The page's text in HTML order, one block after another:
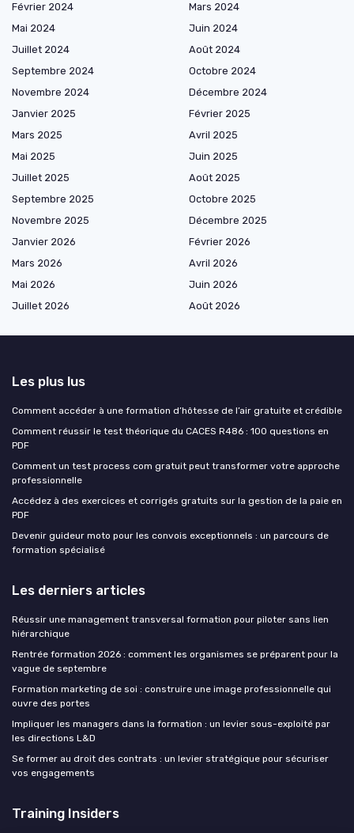
Février 2024
Mars 2024
Mai 2024
Juin 2024
Juillet 2024
Août 2024
Septembre 2024
Octobre 2024
Novembre 2024
Décembre 2024
Janvier 2025
Février 2025
Mars 2025
Avril 2025
Mai 2025
Juin 2025
Juillet 2025
Août 2025
Septembre 2025
Octobre 2025
Novembre 2025
Décembre 2025
Janvier 2026
Février 2026
Mars 2026
Avril 2026
Mai 2026
Juin 2026
Juillet 2026
Août 2026
Les plus lus
Comment accéder à une formation d’hôtesse de l’air gratuite et crédible
Comment réussir le test théorique du CACES R486 : 100 questions en
PDF
Comment un test process com gratuit peut transformer votre approche
professionnelle
Accédez à des exercices et corrigés gratuits sur la gestion de la paie en
PDF
Devenir guideur moto pour les convois exceptionnels : un parcours de
formation spécialisé
Les derniers articles
Réussir une management transversal formation pour piloter sans lien
hiérarchique
Rentrée formation 2026 : comment les organismes se préparent pour la
vague de septembre
Formation marketing de soi : construire une image professionnelle qui
ouvre des portes
Impliquer les managers dans la formation : un levier sous-exploité par
les directions L&D
Se former au droit des contrats : un levier stratégique pour sécuriser
vos engagements
Training Insiders